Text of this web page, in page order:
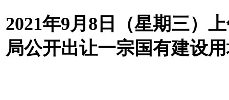
2021年9月8日（星期三）
局公开出让一宗国有建设